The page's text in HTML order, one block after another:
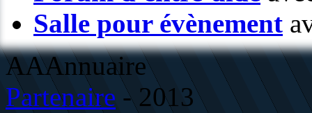
Salle pour évènement
AAAnnuaire
Partenaire - 2013